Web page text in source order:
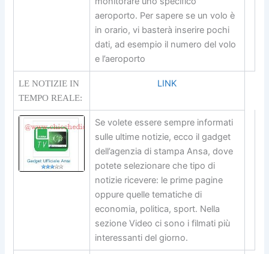
aeroporto. Per sapere se un volo è
in orario, vi basterà inserire pochi
dati, ad esempio il numero del volo
e l’aeroporto
LE NOTIZIE IN
TEMPO REALE:
LINK
Se volete essere sempre informati
sulle ultime notizie, ecco il gadget
dell’agenzia di stampa Ansa, dove
potete selezionare che tipo di
notizie ricevere: le prime pagine
oppure quelle tematiche di
economia, politica, sport. Nella
sezione Video ci sono i filmati più
interessanti del giorno.